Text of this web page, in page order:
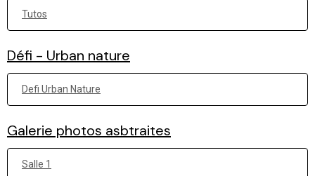
Tutos
Défi - Urban nature
Defi Urban Nature
Galerie photos asbtraites
Salle 1